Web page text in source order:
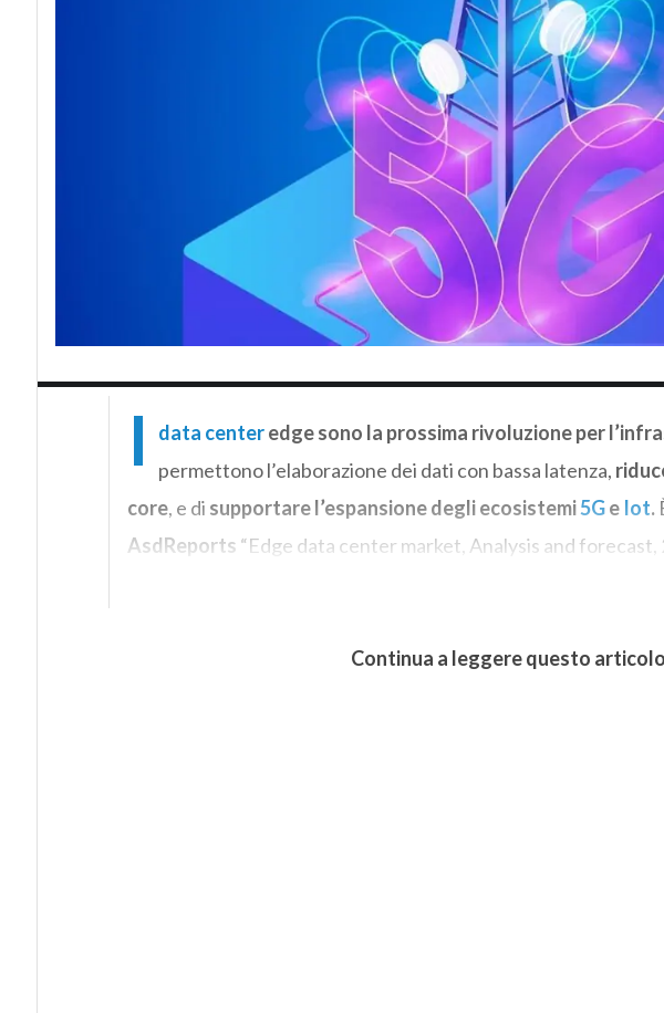
I data centeredge sono la prossima rivoluzione per
permettono l’elaborazione dei dati con bassa latenza,
core, e di supportare l’espansione degli ecosistemi5Ge Iot.
AsdReports “Edge data center market, Analysis and forecast,
Continua a leggere questo articolo